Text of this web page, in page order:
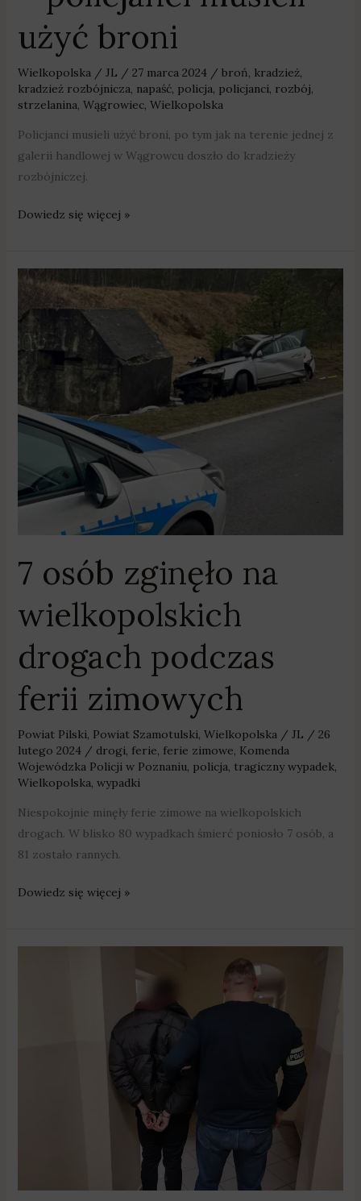
użyć broni
Wielkopolska/ JL / 27 marca 2024 / broń, kradzież,
kradzież rozbójnicza, napaść, policja, policjanci, rozbój,
strzelanina, Wągrowiec, Wielkopolska
Policjanci musieli użyć broni, po tym jak na terenie jednej z
galerii handlowej w Wągrowcu doszło do kradzieży
rozbójniczej.
Dowiedz się więcej »
7 osób zginęło na
wielkopolskich
drogach podczas
ferii zimowych
Powiat Pilski, Powiat Szamotulski, Wielkopolska/ JL / 26
lutego 2024 / drogi, ferie, ferie zimowe, Komenda
Wojewódzka Policji w Poznaniu, policja, tragiczny wypadek,
Wielkopolska, wypadki
Niespokojnie minęły ferie zimowe na wielkopolskich
drogach. W blisko 80 wypadkach śmierć poniosło 7 osób, a
81 zostało rannych.
7
zginęło
na
wielkopolskich
drogach
podczas
ferii
zimowych
Dowiedz się więcej »